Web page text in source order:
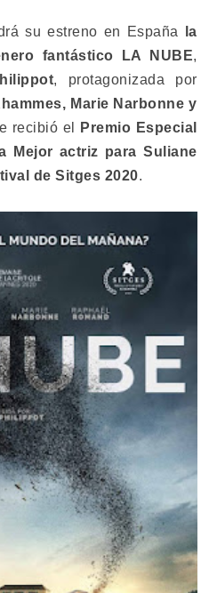
su estreno en España
la
fantástico LA NUBE,
, protagonizada por
Marie Narbonne y
recibió el
Premio Especial
Mejor actriz para Suliane
de Sitges 2020.